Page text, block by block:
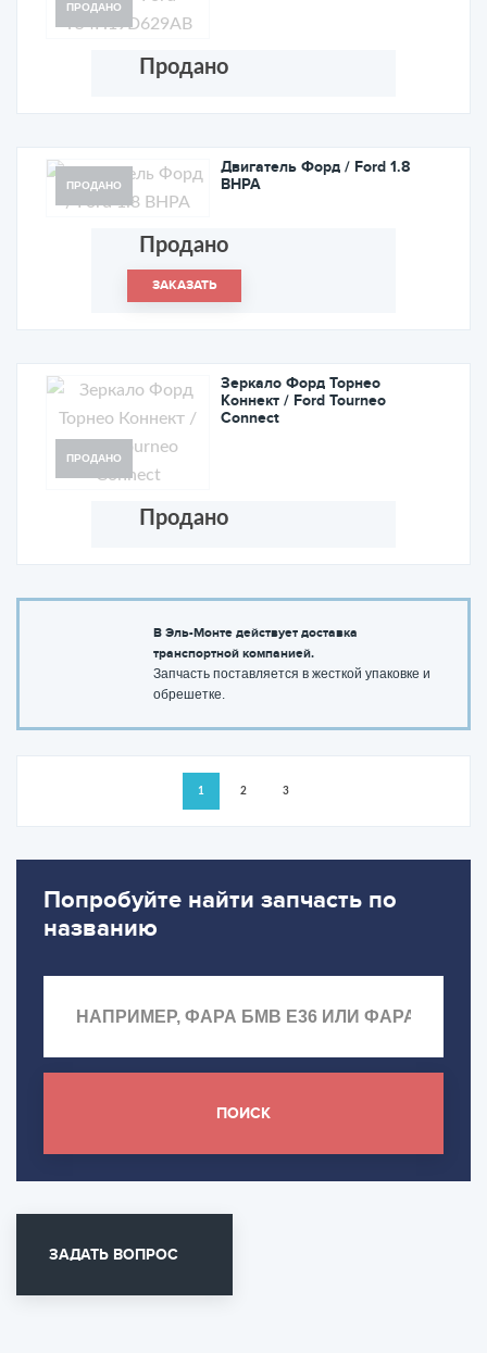
ПРОДАНО
Продано
ПРОДАНО
Двигатель Форд / Ford 1.8
BHPA
Продано
ЗАКАЗАТЬ
ПРОДАНО
Зеркало Форд Торнео
Коннект / Ford Tourneo
Connect
Продано
В Эль-Монте действует доставка
транспортной компанией.
Запчасть поставляется в жесткой упаковке и
обрешетке.
1 2 3
Попробуйте найти запчасть по
названию
ПОИСК
ЗАДАТЬ ВОПРОС